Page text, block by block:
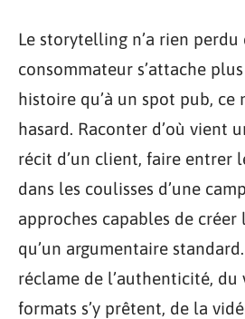
Le storytelling n’a rien perdu
consommateur s’attache
histoire qu’à un spot pub, ce
hasard. Raconter d’où vient
récit d’un client, faire entrer
dans les coulisses d’une
approches capables de
qu’un argumentaire
réclame de l’authenticité, du
formats s’y prêtent, de la